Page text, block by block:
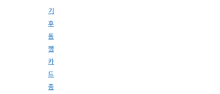
기
후
동
행
카
드
종